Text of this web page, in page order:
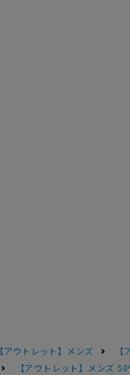
【アウトレット】メンズ
【アウトレット】メンズ